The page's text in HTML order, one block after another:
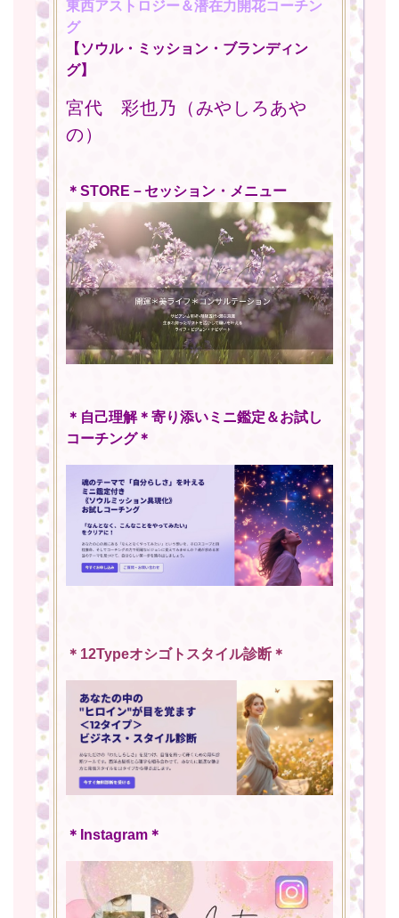
東西アストロジー＆潜在力開花コーチン
グ
【ソウル・ミッション・ブランディン
グ】
宮代 彩也乃（みやしろあや
の）
＊STORE－セッション・メニュー
＊自己理解＊寄り添いミニ鑑定＆お試し
コーチング＊
＊12Typeオシゴトスタイル診断＊
＊Instagram＊